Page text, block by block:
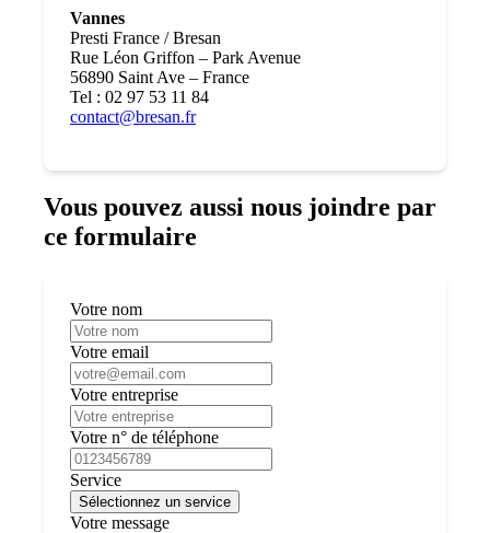
Vannes
Presti France / Bresan
Rue Léon Griffon – Park Avenue
56890 Saint Ave – France
Tel : 02 97 53 11 84
contact@bresan.fr
Vous pouvez aussi nous joindre par
ce formulaire
Votre nom
Votre email
Votre entreprise
Votre n° de téléphone
Service
Sélectionnez un service
Votre message